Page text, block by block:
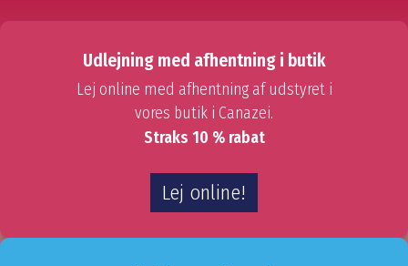
Udlejning med afhentning i butik
Lej online med afhentning af udstyret i
vores butik i Canazei.
Straks 10 % rabat
Lej online!